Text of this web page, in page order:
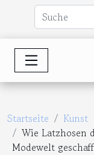
Startseite
Kunst
Wie Latzhosen
Modewelt